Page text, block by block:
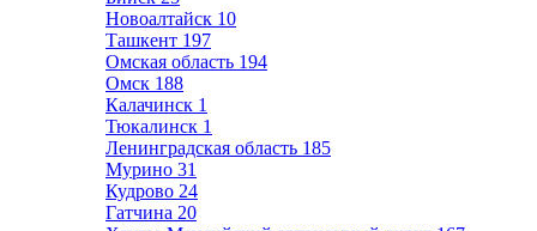
Новоалтайск 10
Ташкент 197
Омская область 194
Омск 188
Калачинск 1
Тюкалинск 1
Ленинградская область 185
Мурино 31
Кудрово 24
Гатчина 20